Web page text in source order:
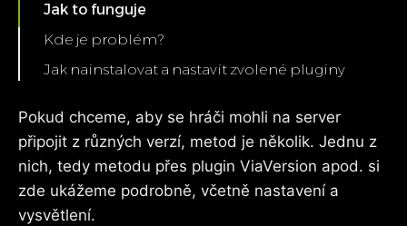
Jak to funguje
Kde je problém?
Jak nainstalovat a nastavit zvolené pluginy
Instalace (BungeeCord, Velocity…)
Nastavení
Pokud chceme, aby se hráči mohli na server
připojit z různých verzí, metod je několik. Jednu z
nich, tedy metodu přes plugin ViaVersion apod. si
zde ukážeme podrobně, včetně nastavení a
vysvětlení.